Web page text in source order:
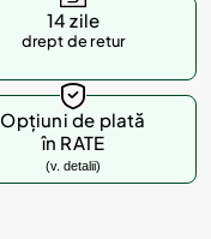
14 zile
drept de retur
Opțiuni de plată
în RATE
(v. detalii)